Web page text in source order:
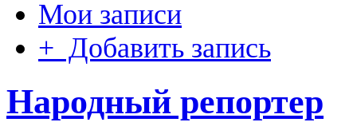
Мои записи
+ Добавить запись
Народный репортер